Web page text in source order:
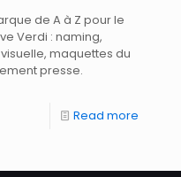
de A à Z pour le
Verdi : naming,
maquettes du
presse.
Read more